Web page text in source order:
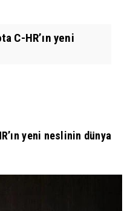
C-HR’ın yeni
yeni neslinin dünya